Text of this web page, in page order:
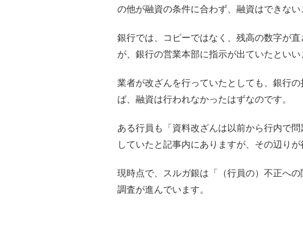
の他が融資の条件に合わず、融資はできない
銀行では、コピーではなく、残高の数字が
が、銀行の営業本部に指示が出ていたといい
業者が改ざんを行っていたとしても、銀行
ば、融資は行われなかったはずなのです。
ある行員も「資料改ざんは以前から行内で
していたと記事内にありますが、その辺り
現時点で、スルガ銀は「（行員の）不正へ
調査が進んでいます。